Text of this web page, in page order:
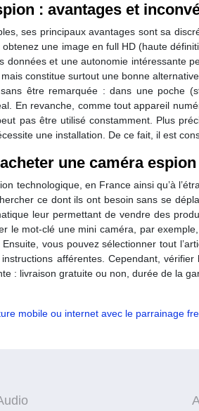
: avantages et
ses principaux avantages sont sa
obtenez une image en full HD (haute
données et une autonomie intéressante
constitue surtout une bonne
être remarquée : dans une poche
En revanche, comme tout appareil
pas être utilisé constamment. Plus
une installation. De ce fait, il est
une caméra
technologique, en France ainsi qu’à
ce dont ils ont besoin sans se
leur permettant de vendre des
le mot-clé une mini caméra, par
vous pouvez sélectionner tout
afférentes. Cependant,
: livraison gratuite ou non, durée de la
mobile ou internet avec le parrainage